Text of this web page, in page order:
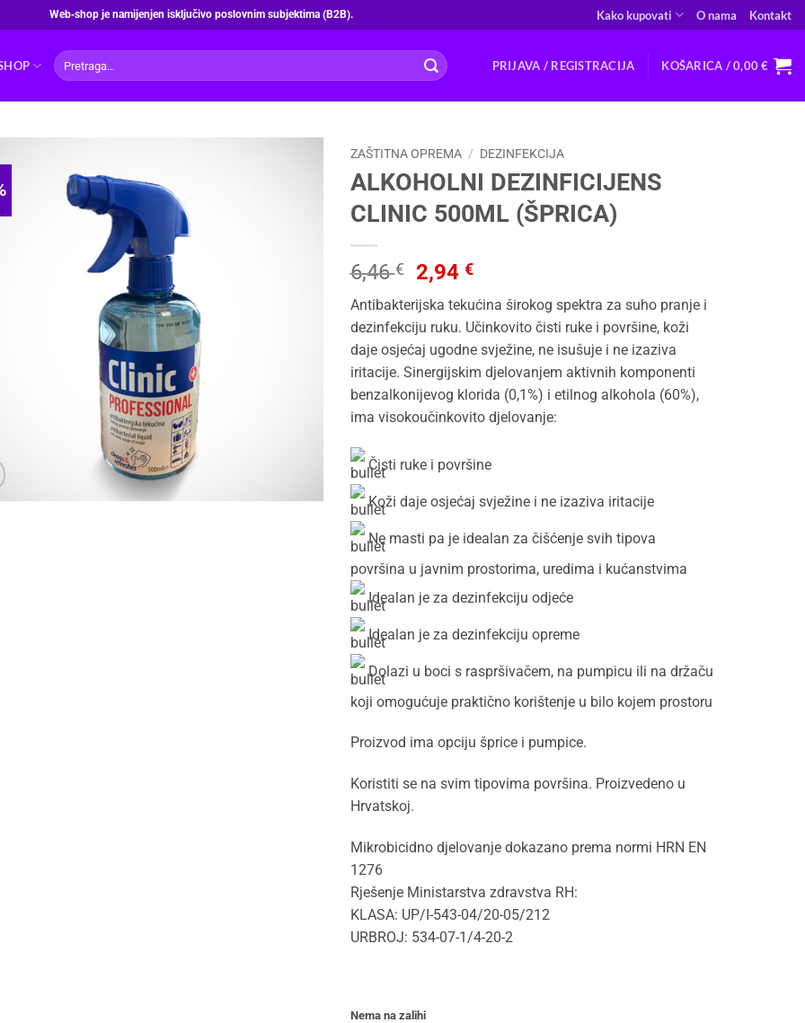
Web‑shop je namijenjen isključivo poslovnim subjektima (B2B). Kako kupovati O nama Kontakt
Pretraži:
PRIJAVA / REGISTRACIJA KOŠARICA /0,00€
ZAŠTITNA OPREMA / DEZINFEKCIJA
ALKOHOLNI DEZINFICIJENS
CLINIC 500ML (ŠPRICA)
6,46€
Izvorna
cijena
bila
je:
6,46 €.
2,94 €Trenutna
cijena
je:
2,94 €.
Antibakterijska tekućina širokog spektra za suho pranje i
dezinfekciju ruku. Učinkovito čisti ruke i površine, koži
daje osjećaj ugodne svježine, ne isušuje i ne izaziva
iritacije. Sinergijskim djelovanjem aktivnih komponenti
benzalkonijevog klorida (0,1%) i etilnog alkohola (60%),
ima visokoučinkovito djelovanje:
Čisti ruke i površine
Koži daje osjećaj svježine i ne izaziva iritacije
Ne masti pa je idealan za čišćenje svih tipova
površina u javnim prostorima, uredima i kućanstvima
Idealan je za dezinfekciju odjeće
Idealan je za dezinfekciju opreme
Dolazi u boci s raspršivačem, na pumpicu ili na držaču
koji omogućuje praktično korištenje u bilo kojem prostoru
Proizvod ima opciju šprice i pumpice.
Koristiti se na svim tipovima površina. Proizvedeno u
Hrvatskoj.
Mikrobicidno djelovanje dokazano prema normi HRN EN
1276
Rješenje Ministarstva zdravstva RH:
KLASA: UP/I-543-04/20-05/212
URBROJ: 534-07-1/4-20-2
Nema na zalihi